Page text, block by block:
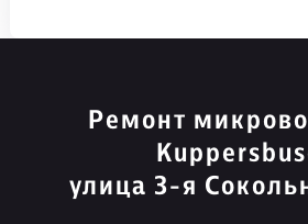
Ремонт
улица 3-я